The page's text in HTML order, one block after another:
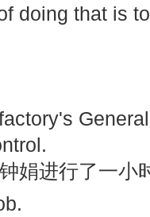
doing that is
娟进行了一小